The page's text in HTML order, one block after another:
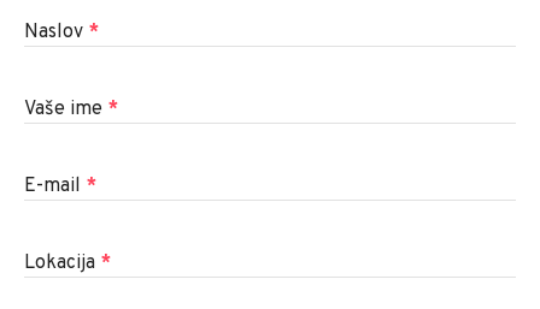
Naslov *
Vaše ime *
E-mail *
Lokacija *